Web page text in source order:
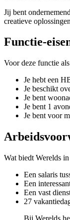
Jij bent
creatieve
Functie-
Voor deze functie
Je hebt een
Je beschikt
Je bent
Je bent 1
Je bent voor
Wat biedt Werelds
Een salaris
Een
Een vast
27